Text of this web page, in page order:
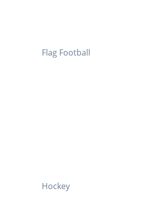
Flag Football
Hockey